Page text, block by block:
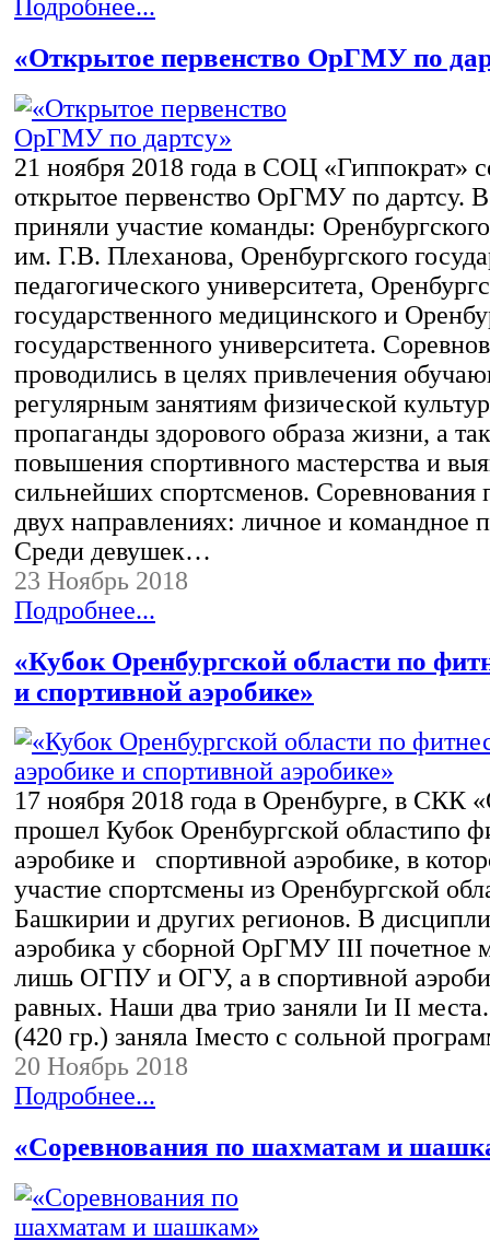
Подробнее...
«Открытое первенство ОрГМУ по
21 ноября 2018 года в СОЦ «Гиппократ»
открытое первенство ОрГМУ по дартсу.
приняли участие команды:
им. Г.В. Плеханова, Оренбургского
педагогического университета,
государственного медицинского и
государственного университета.
проводились в целях привлечения
регулярным занятиям физической
пропаганды здорового образа жизни, а
повышения спортивного мастерства и
сильнейших спортсменов. Соревнования
двух направлениях: личное и командное
Среди девушек…
23 Ноябрь 2018
Подробнее...
«Кубок Оренбургской области по
и спортивной аэробике»
17 ноября 2018 года в Оренбурге, в СКК
прошел Кубок Оренбургской областипо
аэробике и спортивной аэробике, в
участие спортсмены из Оренбургской
Башкирии и других регионов. В
аэробика у сборной ОрГМУ III почетное
лишь ОГПУ и ОГУ, а в спортивной
равных. Наши два трио заняли Iи II
(420 гр.) заняла Iместо с сольной
20 Ноябрь 2018
Подробнее...
«Соревнования по шахматам и